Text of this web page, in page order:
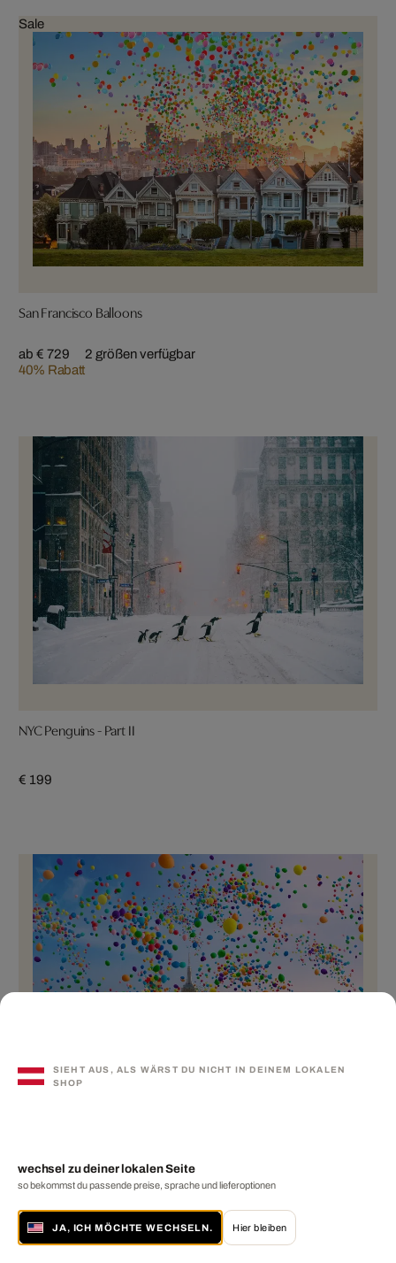
Sale
San Francisco Balloons
ab € 729
40% Rabatt
2 größen verfügbar
NYC Penguins - Part II
€ 199
SIEHT AUS, ALS WÄRST DU NICHT IN DEINEM LOKALEN
SHOP
wechsel zu deiner lokalen Seite
so bekommst du passende preise, sprache und lieferoptionen
JA, ICH MÖCHTE WECHSELN. Hier bleiben